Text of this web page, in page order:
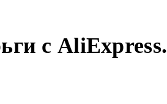
с AliExpress.